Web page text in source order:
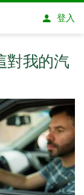
登入
對我的汽